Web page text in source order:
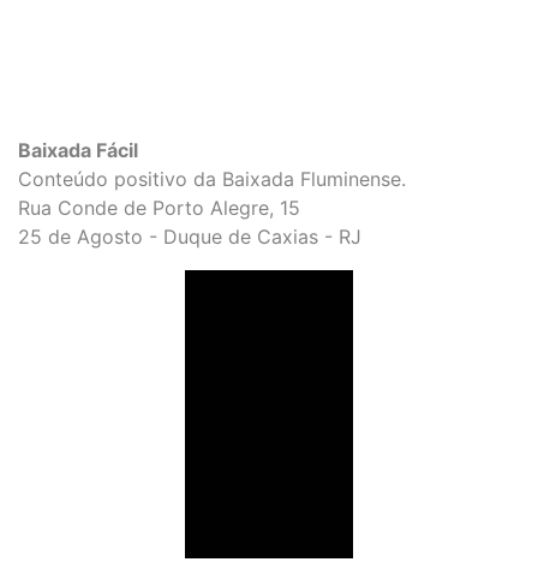
Baixada Fácil
Conteúdo positivo da Baixada Fluminense.
Rua Conde de Porto Alegre, 15
25 de Agosto - Duque de Caxias - RJ